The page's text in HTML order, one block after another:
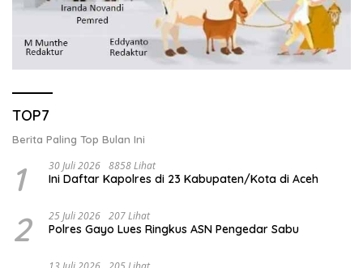
TOP7
Berita Paling Top Bulan Ini
1 30 Juli 2026 8858 Lihat
Ini Daftar Kapolres di 23 Kabupaten/Kota di Aceh
2 25 Juli 2026 207 Lihat
Polres Gayo Lues Ringkus ASN Pengedar Sabu